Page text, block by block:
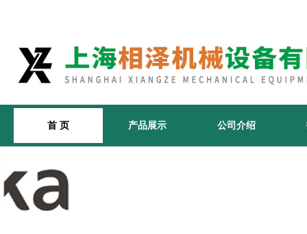
首 页 产品展示 公司介绍